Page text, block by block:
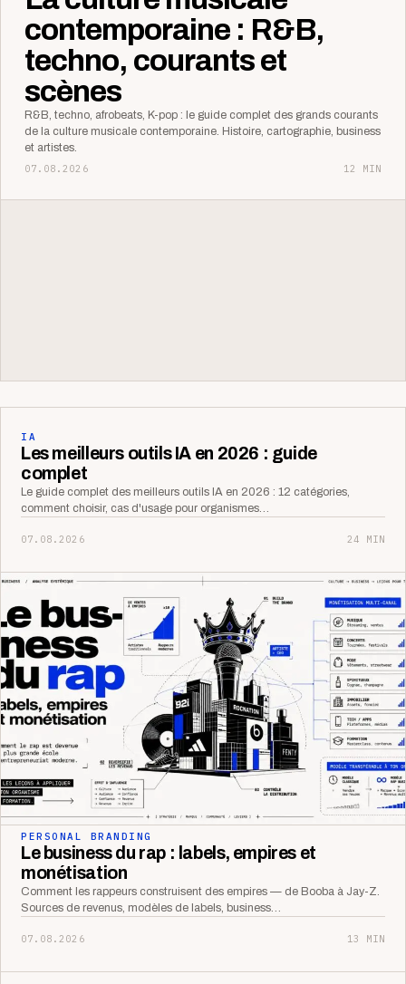
contemporaine : R&B,
techno, courants et
scènes
R&B, techno, afrobeats, K-pop : le guide complet des grands courants
de la culture musicale contemporaine. Histoire, cartographie, business
et artistes.
07.08.2026
12 MIN
IA
Les meilleurs outils IA en 2026 : guide
complet
Le guide complet des meilleurs outils IA en 2026 : 12 catégories,
comment choisir, cas d'usage pour organismes…
07.08.2026 24 MIN
PERSONAL BRANDING
Le business du rap : labels, empires et
monétisation
Comment les rappeurs construisent des empires — de Booba à Jay-Z.
Sources de revenus, modèles de labels, business…
07.08.2026 13 MIN